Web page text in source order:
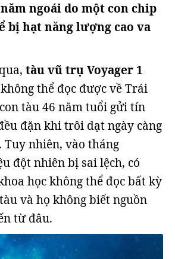
ngoái do một con chip
bị hạt năng lượng cao va
tàu vũ trụ Voyager 1
thể đọc được về Trái
tàu 46 năm tuổi gửi tín
đặn khi trôi dạt ngày càng
nhiên, vào tháng
đột nhiên bị sai lệch, có
học không thể đọc bất kỳ
và họ không biết nguồn
từ đâu.